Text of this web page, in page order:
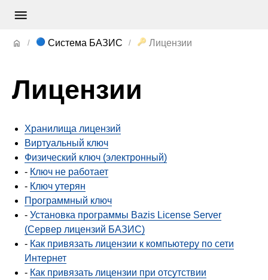
🔵 Система БАЗИС 🔑 Лицензии
Лицензии
Хранилища лицензий
Виртуальный ключ
Физический ключ (электронный)
- Ключ не работает
- Ключ утерян
Программный ключ
- Установка программы Bazis License Server
(Сервер лицензий БАЗИС)
- Как привязать лицензии к компьютеру по сети
Интернет
- Как привязать лицензии при отсутствии